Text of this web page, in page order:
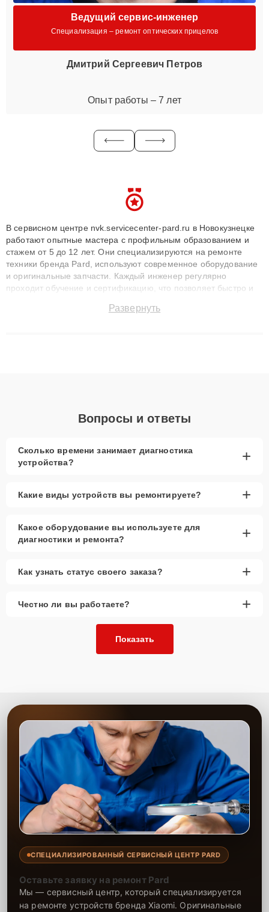
Ведущий сервис-инженер
Специализация – ремонт оптических прицелов
Дмитрий Сергеевич Петров
Опыт работы – 7 лет
В сервисном центре nvk.servicecenter-pard.ru в Новокузнецке
работают опытные мастера с профильным образованием и
стажем от 5 до 12 лет. Они специализируются на ремонте
техники бренда Pard, используют современное оборудование
и оригинальные запчасти. Каждый инженер регулярно
проходит обучение и сертификацию, что позволяет быстро и
сохранением гарантии до 3 лет. Наши мастера решают
Развернуть
Вопросы и ответы
Сколько времени занимает диагностика
устройства?
+
Какие виды устройств вы ремонтируете? +
Какое оборудование вы используете для
диагностики и ремонта?
+
Как узнать статус своего заказа? +
Честно ли вы работаете? +
Показать
СПЕЦИАЛИЗИРОВАННЫЙ СЕРВИСНЫЙ ЦЕНТР PARD
Оставьте заявку на ремонт Pard
Мы — сервисный центр, который специализируется
на ремонте устройств бренда Xiaomi. Оригинальные